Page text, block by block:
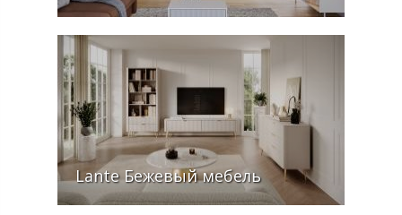
Lante Бежевый мебель